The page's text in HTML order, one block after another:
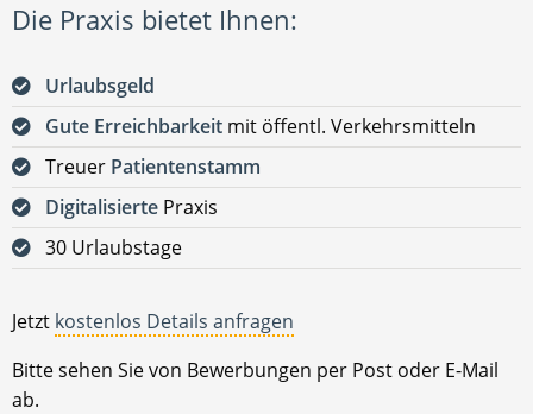
Die Praxis bietet Ihnen:
Urlaubsgeld
Gute Erreichbarkeit mit öffentl. Verkehrsmitteln
Treuer Patientenstamm
Digitalisierte Praxis
30 Urlaubstage
Jetzt kostenlos Details anfragen
Bitte sehen Sie von Bewerbungen per Post oder E-Mail
ab.